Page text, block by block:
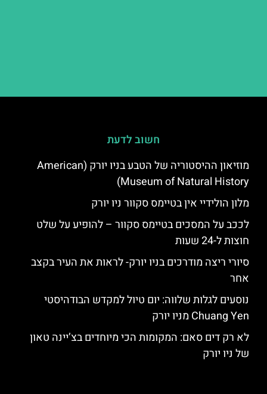
חשוב לדעת
מוזיאון ההיסטוריה של הטבע בניו יורק (American
Museum of Natural History)
מלון הולידיי אין בטיימס סקוור ניו יורק
לככב על המסכים בטיימס סקוור – להופיע על שלט
חוצות ל-24 שעות
סיורי ריצה מודרכים בניו יורק- לראות את העיר בקצב
אחר
נוסעים לגלות שלווה: יום טיול למקדש הבודהיסטי
Chuang Yen מניו יורק
לא רק דים סאם: המקומות הכי מיוחדים בצ’יינה טאון
של ניו יורק